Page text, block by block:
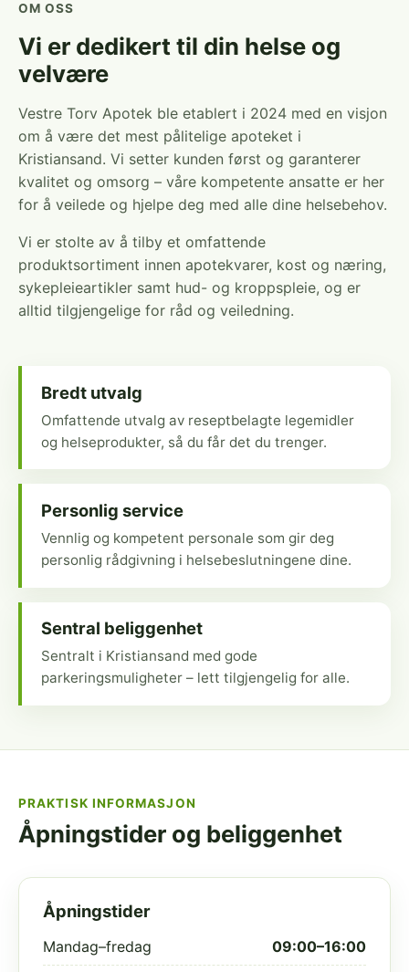
OM OSS
Vi er dedikert til din helse og
velvære
Vestre Torv Apotek ble etablert i 2024 med en visjon
om å være det mest pålitelige apoteket i
Kristiansand. Vi setter kunden først og garanterer
kvalitet og omsorg – våre kompetente ansatte er her
for å veilede og hjelpe deg med alle dine helsebehov.
Vi er stolte av å tilby et omfattende
produktsortiment innen apotekvarer, kost og næring,
sykepleieartikler samt hud- og kroppspleie, og er
alltid tilgjengelige for råd og veiledning.
Bredt utvalg
Omfattende utvalg av reseptbelagte legemidler
og helseprodukter, så du får det du trenger.
Personlig service
Vennlig og kompetent personale som gir deg
personlig rådgivning i helsebeslutningene dine.
Sentral beliggenhet
Sentralt i Kristiansand med gode
parkeringsmuligheter – lett tilgjengelig for alle.
PRAKTISK INFORMASJON
Åpningstider og beliggenhet
Åpningstider
Mandag–fredag 09:00–16:00